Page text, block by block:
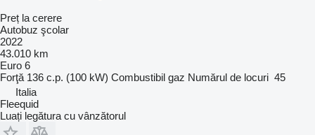
Preț la cerere
Autobuz şcolar
2022
43.010 km
Euro 6
Forţă 136 c.p. (100 kW) Combustibil gaz Numărul de locuri 45
Italia
Fleequid
Luați legătura cu vânzătorul